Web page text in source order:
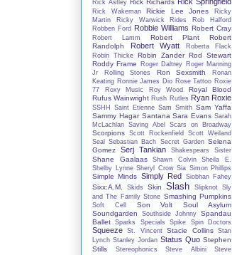
Rick Astley Rick Richards
Rick Wakeman Rickie Lee Jones
Ricky
Martin
Ricky Warwick Rides
Rob Halford
Robben Ford Robbie Williams Robert Cray
Robert Lamm Robert Plant
Robert
Randolph
Robert Wyatt
Roberta Flack
Robin Thicke Robin Zander Rod Stewart
Roddy Frame
Roger Daltrey Roger Manning
Jr
Rolling Stones Ron Sexsmith
Ronan
Keating Ronnie James Dio Rose Tattoo Roxie
77
Roxy Music Roy Wood
Royal Blood
Rufus Wainwright Rush Rutles Ryan Roxie
SSHH Saint Etienne Sam Smith Sam Yaffa
Sammy Hagar Santana Sara Evans Sarah
McLachlan Saving Abel Scars on Broadway
Scorpions Scott Rockenfield
Scott Weiland
Seal
Sebastian Bach Secret Garden Selena
Gomez
Serj Tankian Shakespears Sister
Shane Gaalaas Shawn Colvin
Sheila E.
Shelby Lynne Sheryl Crow Sia Simon Phillips
Simple Minds Simply Red Siobhan Fahey
Sixx:A.M. Skids Skin Slash Slipknot Sly
and The Family Stone Smashing Pumpkins
Soft Cell Son Volt
Soul Asylum
Soundgarden
Southside Johnny Spandau
Ballet
Sparks Specials Spike Spin Doctors
Squeeze St. Vincent Stacie Collins
Stan
Lynch Stanley Jordan Status Quo Stephen
Stills
Stereophonics Steve Albini
Steve